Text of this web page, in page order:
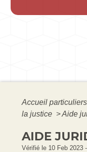
Accueil particuliers
la justice >Aide
AIDE
Vérifié le 10 Feb 2023